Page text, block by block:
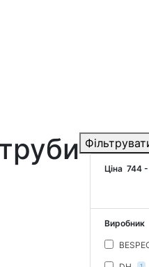
Ціна 744 -
Виробник